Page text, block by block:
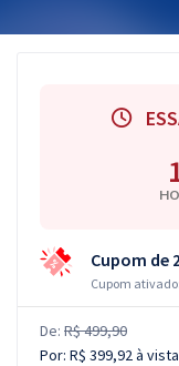
Cupom de
Cupom ativado:
De: R$ 499,90
Por: R$ 399,92à vista